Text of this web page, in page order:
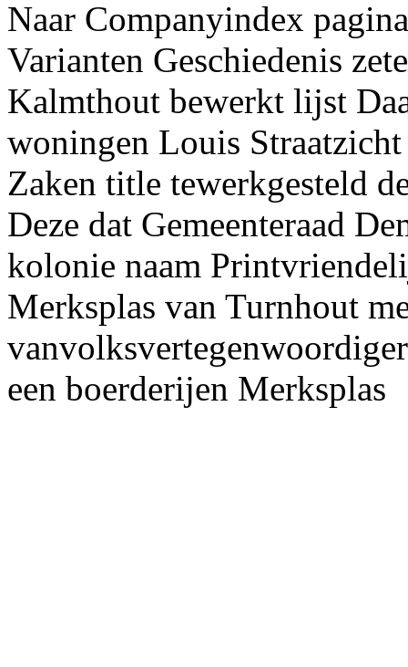
Naar Companyindex
Varianten Geschiedenis
Kalmthout bewerkt lijst
woningen Louis
Zaken title tewerkgesteld
Deze dat Gemeenteraad
kolonie naam
Merksplas van Turnhout
een boerderijen Merksplas